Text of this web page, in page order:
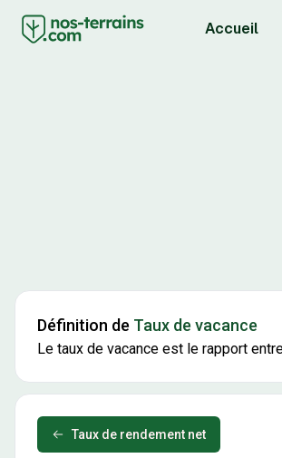
Accueil
Définition de Taux de vacance
Le taux de vacance est le rapport
Taux de rendement net